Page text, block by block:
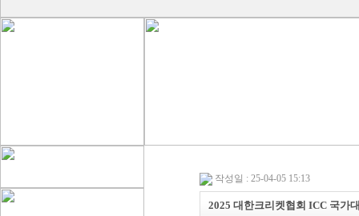
작성일 : 25-04-05 15:13
2025 대한크리켓협회 ICC 국가